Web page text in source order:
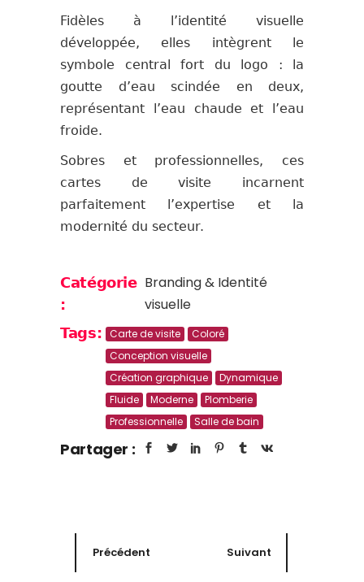
Fidèles à l’identité visuelle
développée, elles intègrent le
symbole central fort du logo : la
goutte d’eau scindée en deux,
représentant l’eau chaude et l’eau
froide.
Sobres et professionnelles, ces
cartes de visite incarnent
parfaitement l’expertise et la
modernité du secteur.
Catégorie
:
Branding & Identité
visuelle
Tags: Carte de visite
Coloré
Conception visuelle
Création graphique
Dynamique
Fluide
Moderne
Plomberie
Professionnelle
Salle de bain
Partager :
Précédent Suivant